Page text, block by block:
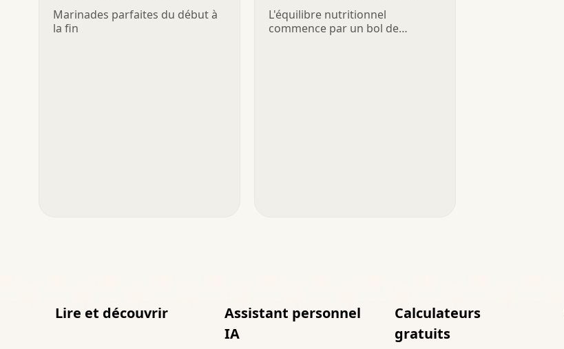
Marinades parfaites du début à
la fin
Nouilles
L'équilibre nutritionnel
commence par un bol de
Lire et découvrir
Assistant personnel
IA
Calculateurs
gratuits